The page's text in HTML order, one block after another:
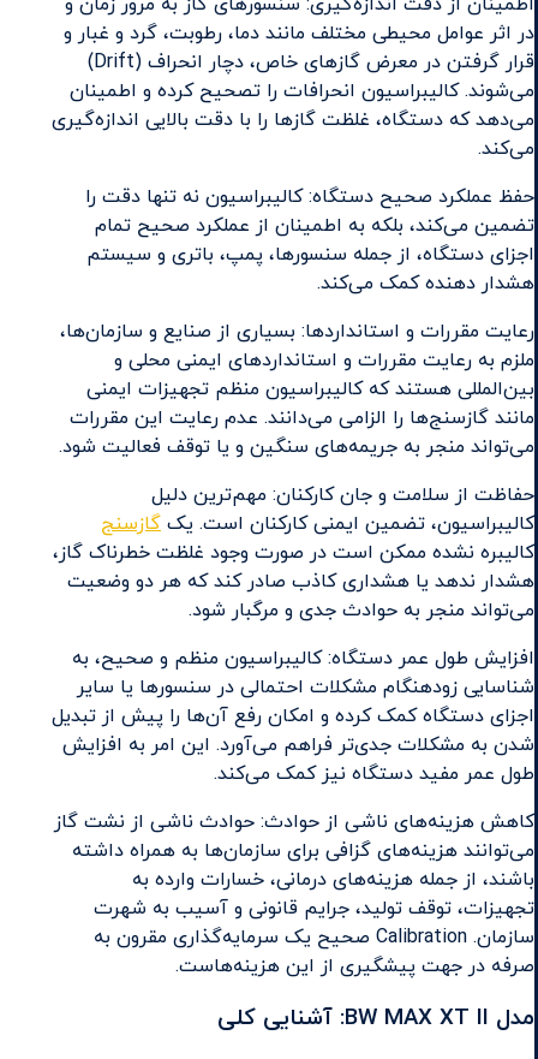
در اثر عوامل محیطی مختلف مانند دما، رطوبت، گرد و غبار و
قرار گرفتن در معرض گازهای خاص، دچار انحراف (Drift)
می‌شوند. کالیبراسیون انحرافات را تصحیح کرده و اطمینان
می‌دهد که دستگاه، غلظت گازها را با دقت بالایی اندازه‌گیری
می‌کند.
حفظ عملکرد صحیح دستگاه: کالیبراسیون نه تنها دقت را
تضمین می‌کند، بلکه به اطمینان از عملکرد صحیح تمام
اجزای دستگاه، از جمله سنسورها، پمپ، باتری و سیستم
هشدار دهنده کمک می‌کند.
رعایت مقررات و استانداردها: بسیاری از صنایع و سازمان‌ها،
ملزم به رعایت مقررات و استانداردهای ایمنی محلی و
بین‌المللی هستند که کالیبراسیون منظم تجهیزات ایمنی
مانند گازسنج‌ها را الزامی می‌دانند. عدم رعایت این مقررات
می‌تواند منجر به جریمه‌های سنگین و یا توقف فعالیت شود.
حفاظت از سلامت و جان کارکنان: مهم‌ترین دلیل
کالیبراسیون، تضمین ایمنی کارکنان است. یک گازسنج
کالیبره نشده ممکن است در صورت وجود غلظت خطرناک گاز،
هشدار ندهد یا هشداری کاذب صادر کند که هر دو وضعیت
می‌تواند منجر به حوادث جدی و مرگبار شود.
افزایش طول عمر دستگاه: کالیبراسیون منظم و صحیح، به
شناسایی زودهنگام مشکلات احتمالی در سنسورها یا سایر
اجزای دستگاه کمک کرده و امکان رفع آن‌ها را پیش از تبدیل
شدن به مشکلات جدی‌تر فراهم می‌آورد. این امر به افزایش
طول عمر مفید دستگاه نیز کمک می‌کند.
کاهش هزینه‌های ناشی از حوادث: حوادث ناشی از نشت گاز
می‌توانند هزینه‌های گزافی برای سازمان‌ها به همراه داشته
باشند، از جمله هزینه‌های درمانی، خسارات وارده به
تجهیزات، توقف تولید، جرایم قانونی و آسیب به شهرت
سازمان. Calibration صحیح یک سرمایه‌گذاری مقرون به
صرفه در جهت پیشگیری از این هزینه‌هاست.
مدل BW MAX XT II: آشنایی کلی